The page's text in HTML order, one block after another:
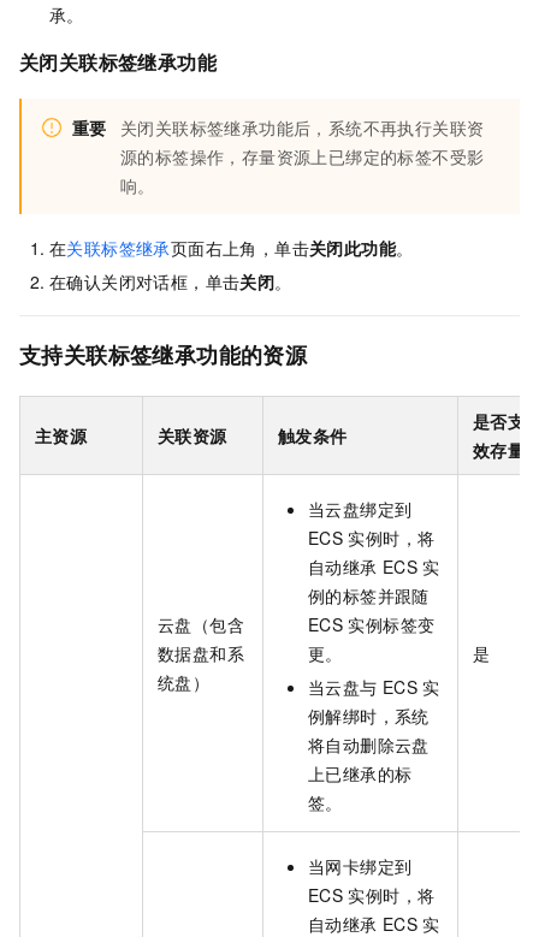
承。
关闭关联标签继承功能
重要
关闭关联标签继承功能后，系统不再执行关联资
源的标签操作，存量资源上已绑定的标签不受影
响。
在关联标签继承页面右上角，单击关闭此功能。
在确认关闭对话框，单击关闭。
支持关联标签继承功能的资源
主资源 关联资源 触发条件
是否支
效存量
云盘（包含
数据盘和系
统盘）
当云盘绑定到
ECS 实例时，将
自动继承 ECS 实
例的标签并跟随
ECS 实例标签变
更。
当云盘与 ECS 实
例解绑时，系统
将自动删除云盘
上已继承的标
签。
是
当网卡绑定到
ECS 实例时，将
自动继承 ECS 实